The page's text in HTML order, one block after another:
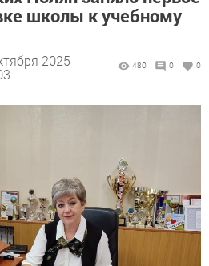
школы к учебному
2025 -
480 0 0